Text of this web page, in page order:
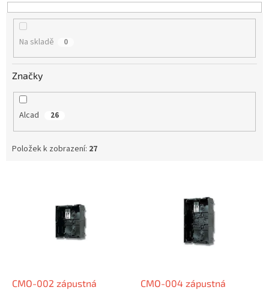
u
Na skladě 0
Značky
Alcad 26
Položek k zobrazení: 27
CMO-002 zápustná
CMO-004 zápustná